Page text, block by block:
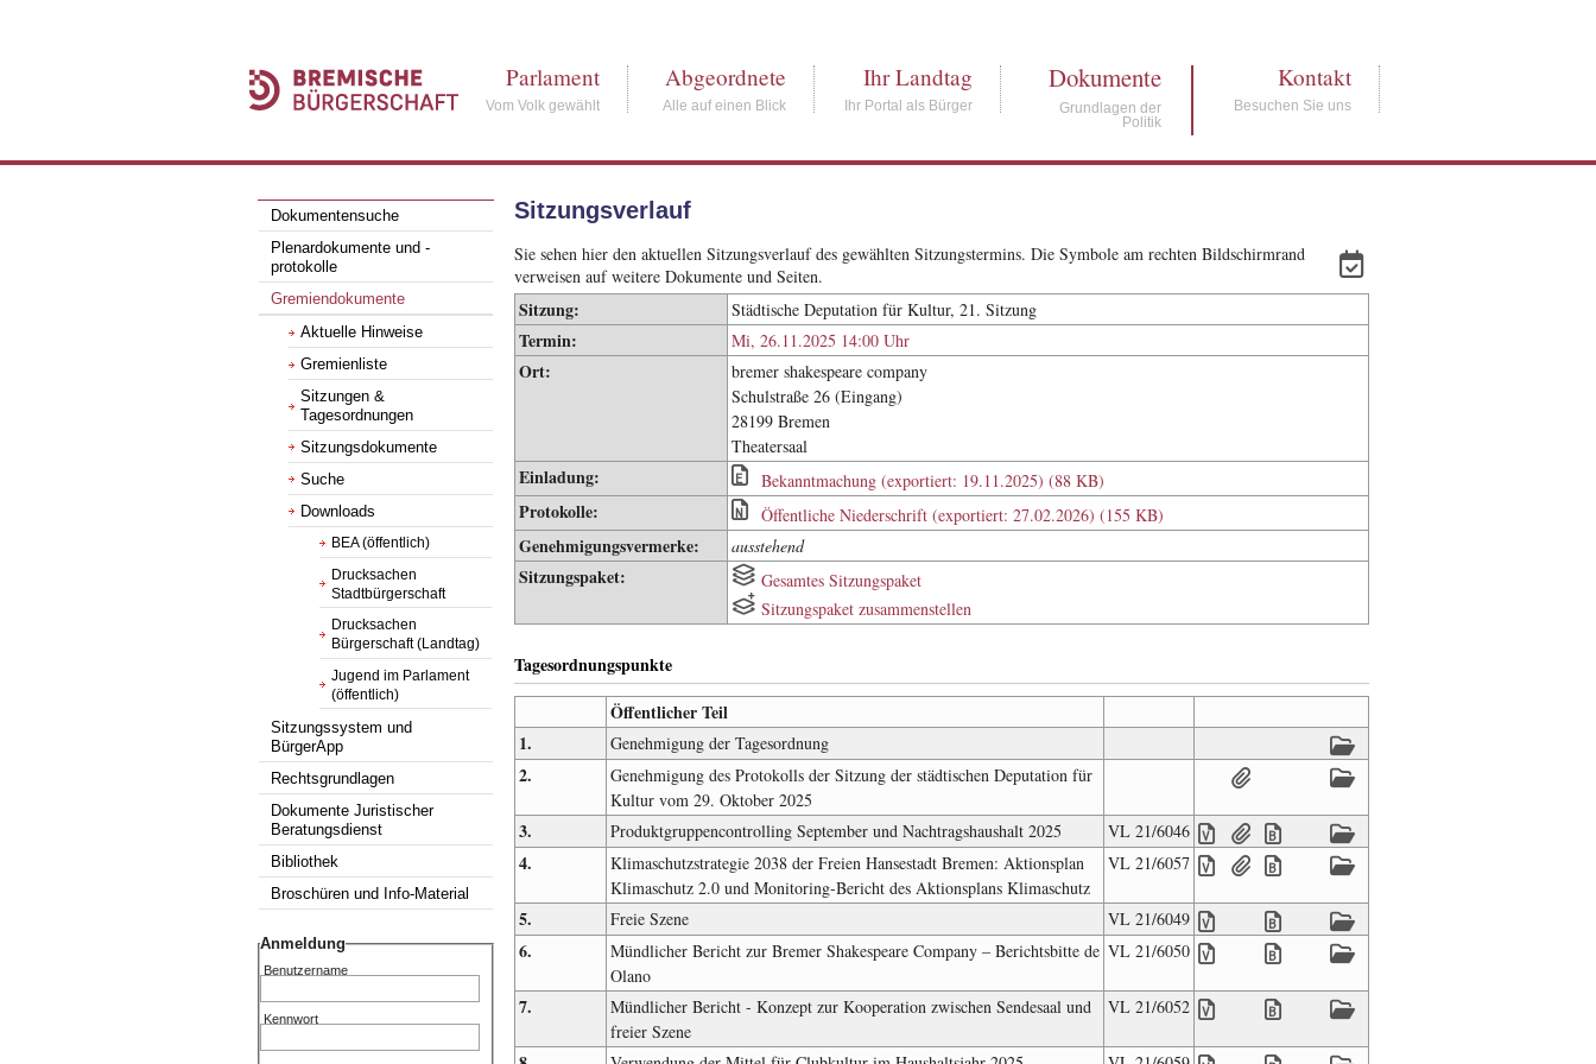
Parlament
Vom Volk gewählt
Abgeordnete
Alle auf einen Blick
Ihr Landtag
Ihr Portal als Bürger
Dokumente
Grundlagen der
Politik
Kontakt
Besuchen Sie uns
Dokumentensuche
Plenardokumente und -
protokolle
Gremiendokumente
Aktuelle Hinweise
Gremienliste
Sitzungen &
Tagesordnungen
Sitzungsdokumente
Suche
Downloads
BEA (öffentlich)
Drucksachen
Stadtbürgerschaft
Drucksachen
Bürgerschaft (Landtag)
Jugend im Parlament
(öffentlich)
Sitzungssystem und
BürgerApp
Rechtsgrundlagen
Dokumente Juristischer
Beratungsdienst
Bibliothek
Broschüren und Info-Material
Anmeldung
Benutzername
Kennwort
Sitzungsverlauf
Sie sehen hier den aktuellen Sitzungsverlauf des gewählten Sitzungstermins. Die Symbole am rechten Bildschirmrand
verweisen auf weitere Dokumente und Seiten.
Sitzung: Städtische Deputation für Kultur, 21. Sitzung
Termin: Mi, 26.11.2025 14:00 Uhr
Ort:
bremer shakespeare company
Schulstraße 26 (Eingang)
28199 Bremen
Theatersaal
Einladung: Bekanntmachung (exportiert: 19.11.2025) (88 KB)
Protokolle: Öffentliche Niederschrift (exportiert: 27.02.2026) (155 KB)
Genehmigungsvermerke: ausstehend
Sitzungspaket:
Gesamtes Sitzungspaket
Sitzungspaket zusammenstellen
Tagesordnungspunkte
Öffentlicher Teil
1.
Genehmigung der Tagesordnung
2.
Genehmigung des Protokolls der Sitzung der städtischen Deputation für
Kultur vom 29. Oktober 2025
3. Produktgruppencontrolling September und Nachtragshaushalt 2025 VL 21/6046
4.
Klimaschutzstrategie 2038 der Freien Hansestadt Bremen: Aktionsplan
Klimaschutz 2.0 und Monitoring-Bericht des Aktionsplans Klimaschutz
VL 21/6057
5. Freie Szene VL 21/6049
6.
Mündlicher Bericht zur Bremer Shakespeare Company – Berichtsbitte de
Olano
VL 21/6050
7.
Mündlicher Bericht - Konzept zur Kooperation zwischen Sendesaal und
freier Szene
VL 21/6052